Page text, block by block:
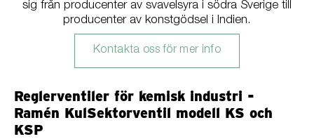
sig från producenter av svavelsyra i södra Sverige till
producenter av konstgödsel i Indien.
Kontakta oss för mer info
Reglerventiler för kemisk industri -
Ramén KulSektorventil modell KS och
KSP